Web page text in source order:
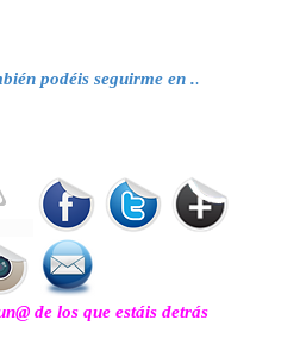
podéis seguirme en ..
de los que estáis detrás